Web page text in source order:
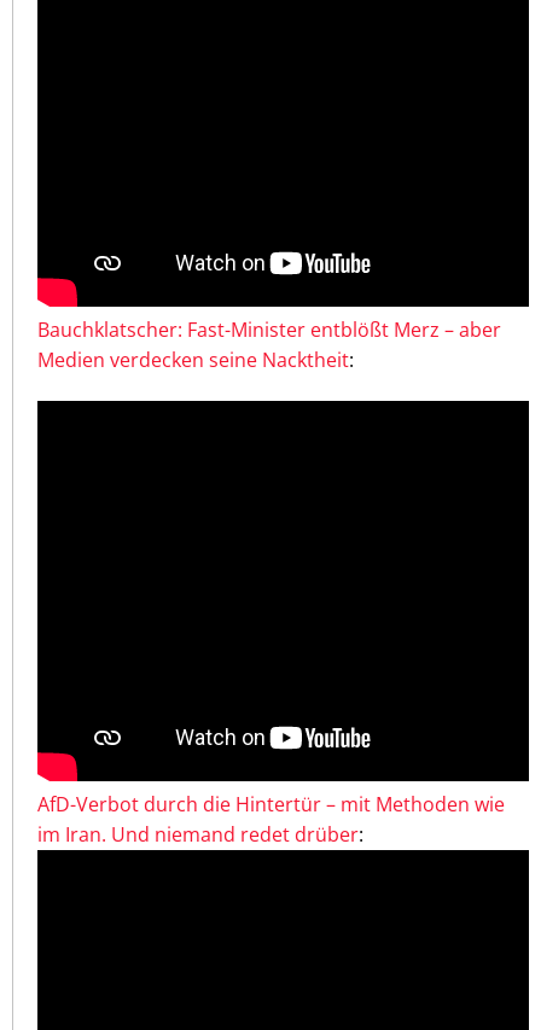
Bauchklatscher: Fast-Minister entblößt Merz – aber
Medien verdecken seine Nacktheit:
AfD-Verbot durch die Hintertür – mit Methoden wie
im Iran. Und niemand redet drüber: